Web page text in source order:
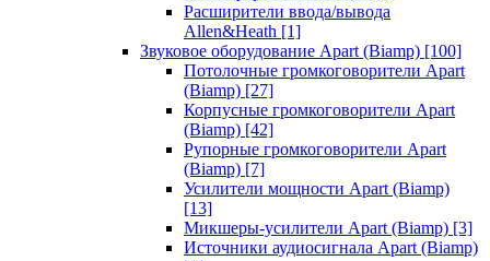
Расширители ввода/вывода
Allen&Heath [1]
Звуковое оборудование Apart (Biamp) [100]
Потолочные громкоговорители Apart
(Biamp) [27]
Корпусные громкоговорители Apart
(Biamp) [42]
Рупорные громкоговорители Apart
(Biamp) [7]
Усилители мощности Apart (Biamp)
[13]
Микшеры-усилители Apart (Biamp) [3]
Источники аудиосигнала Apart (Biamp)